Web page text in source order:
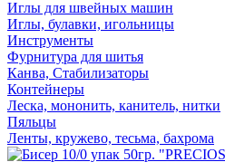
Иглы для швейных машин
Иглы, булавки, игольницы
Инструменты
Фурнитура для шитья
Канва, Стабилизаторы
Контейнеры
Леска, мононить, канитель, нитки
Пяльцы
Ленты, кружево, тесьма, бахрома